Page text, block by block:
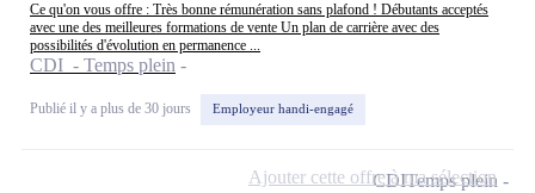
Ce qu'on vous offre : Très bonne rémunération sans plafond ! Débutants acceptés
avec une des meilleures formations de vente Un plan de carrière avec des
possibilités d'évolution en permanence ...
CDI - Temps plein
Publié il y a plus de 30 jours Employeur handi-engagé
CDITemps plein
Ajouter cette offre à ma sélection